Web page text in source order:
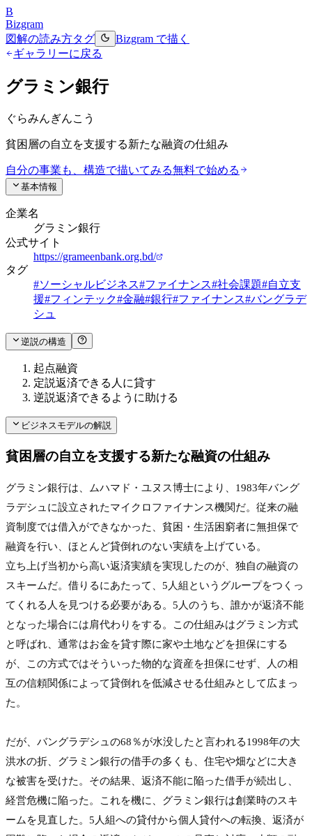
B
Bizgram
図解の読み方タグ
Bizgram で描く
ギャラリーに戻る
グラミン銀行
ぐらみんぎんこう
貧困層の自立を支援する新たな融資の仕組み
自分の事業も、構造で描いてみる無料で始める
基本情報
企業名
グラミン銀行
公式サイト
https://grameenbank.org.bd/
タグ
#ソーシャルビジネス#ファイナンス#社会課題#自立支
援#フィンテック#金融#銀行#ファイナンス#バングラデ
シュ
逆説の構造
起点融資
定説返済できる人に貸す
逆説返済できるように助ける
ビジネスモデルの解説
貧困層の自立を支援する新たな融資の仕組み
グラミン銀行は、ムハマド・ユヌス博士により、1983年バング
ラデシュに設立されたマイクロファイナンス機関だ。従来の融
資制度では借入ができなかった、貧困・生活困窮者に無担保で
融資を行い、ほとんど貸倒れのない実績を上げている。
立ち上げ当初から高い返済実績を実現したのが、独自の融資の
スキームだ。借りるにあたって、5人組というグループをつくっ
てくれる人を見つける必要がある。5人のうち、誰かが返済不能
となった場合には肩代わりをする。この仕組みはグラミン方式
と呼ばれ、通常はお金を貸す際に家や土地などを担保にする
が、この方式ではそういった物的な資産を担保にせず、人の相
互の信頼関係によって貸倒れを低減させる仕組みとして広まっ
た。
だが、バングラデシュの68％が水没したと言われる1998年の大
洪水の折、グラミン銀行の借手の多くも、住宅や畑などに大き
な被害を受けた。その結果、返済不能に陥った借手が続出し、
経営危機に陥った。これを機に、グラミン銀行は創業時のスキ
ームを見直した。5人組への貸付から個人貸付への転換、返済が